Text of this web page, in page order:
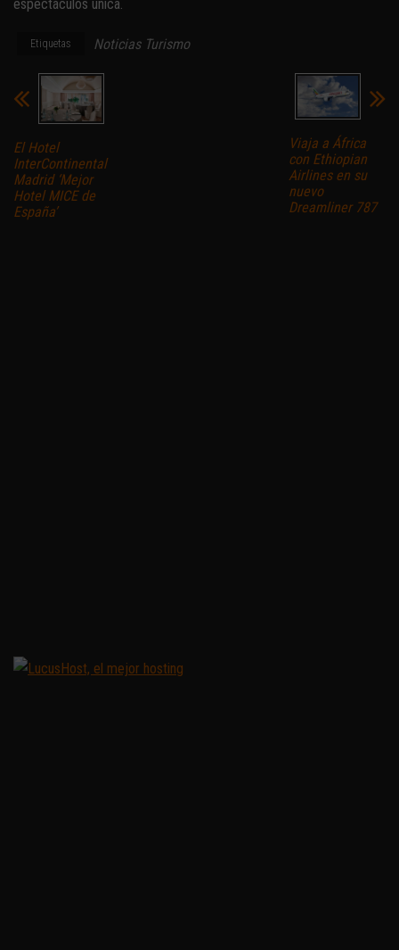
espectáculos única.
Etiquetas Noticias Turismo
El Hotel
InterContinental
Madrid ‘Mejor
Hotel MICE de
España’
Viaja a África
con Ethiopian
Airlines en su
nuevo
Dreamliner 787